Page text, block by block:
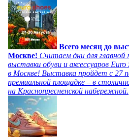
Всего месяц до
Москве! Считаем дни для
выставки обуви и аксессуаров
в Москве! Выставка пройдет с 27
премиальной площадке – в
на Краснопресненской набережной.